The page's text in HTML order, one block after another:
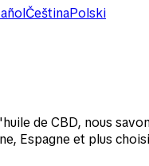
ČeštinaPolski
de CBD, nous
Espagne et plus